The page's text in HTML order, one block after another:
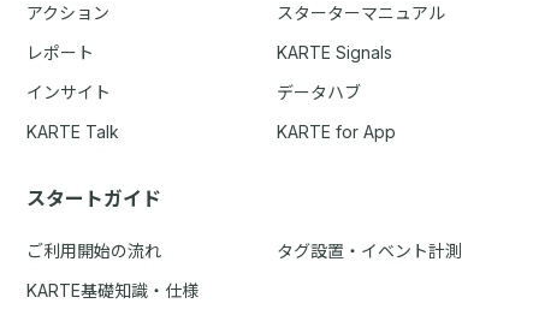
アクション
スターターマニュアル
レポート
KARTE Signals
インサイト
データハブ
KARTE Talk
KARTE for App
スタートガイド
ご利用開始の流れ
タグ設置・イベント計測
KARTE基礎知識・仕様